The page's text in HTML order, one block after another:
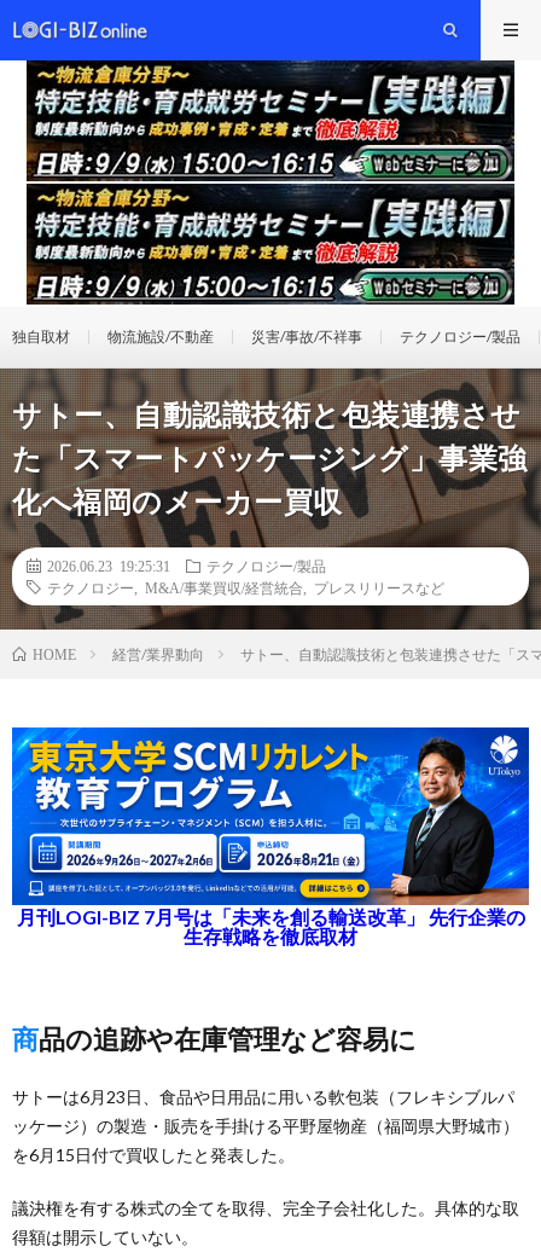
独自取材 物流施設/不動産 災害/事故/不祥事 テクノロジー/製品
サトー、自動認識技術と包装連携させ
た「スマートパッケージング」事業強
化へ福岡のメーカー買収
2026.06.23 19:25:31
テクノロジー/製品
テクノロジー
M&A/事業買収/経営統合 プレスリリースなど
HOME 経営/業界動向 サトー、自動認識技術と包装連携させた「ス
月刊LOGI-BIZ 7月号は「未来を創る輸送改革」 先行企業の
生存戦略を徹底取材
商品の追跡や在庫管理など容易に
サトーは6月23日、食品や日用品に用いる軟包装（フレキシブルパ
ッケージ）の製造・販売を手掛ける平野屋物産（福岡県大野城市）
を6月15日付で買収したと発表した。
議決権を有する株式の全てを取得、完全子会社化した。具体的な取
得額は開示していない。